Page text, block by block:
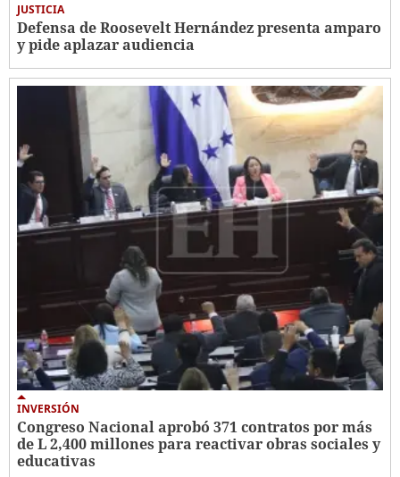
JUSTICIA
Defensa de Roosevelt Hernández presenta amparo
y pide aplazar audiencia
INVERSIÓN
Congreso Nacional aprobó 371 contratos por más
de L 2,400 millones para reactivar obras sociales y
educativas